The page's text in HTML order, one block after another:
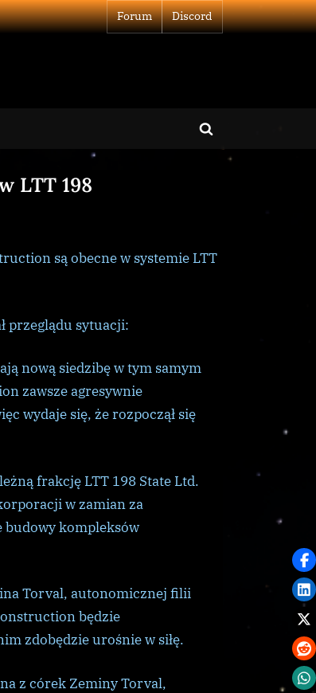
Forum Discord
Toggle
search
LTT 198
są obecne w systemie LTT
przeglądu sytuacji:
nową siedzibę w tym samym
zawsze agresywnie
wydaje się, że rozpoczął się
frakcję LTT 198 State Ltd.
w zamian za
kompleksów
Torval, autonomicznej filii
będzie
zdobędzie urośnie w siłę.
z córek Zeminy Torval,